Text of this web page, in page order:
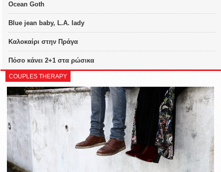
Ocean Goth
Blue jean baby, L.A. lady
Καλοκαίρι στην Πράγα
Πόσο κάνει 2+1 στα ρώσικα
COUPLES THERAPY